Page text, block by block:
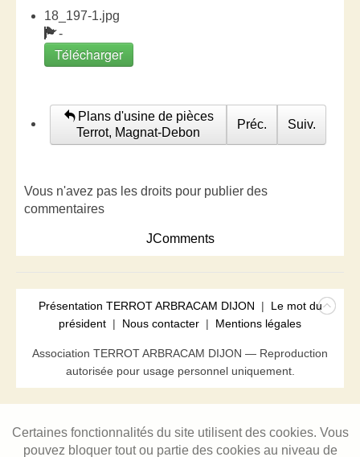
18_197-1.jpg
-
Télécharger
Plans d'usine de pièces
Terrot, Magnat-Debon
Préc. Suiv.
Vous n'avez pas les droits pour publier des
commentaires
JComments
Présentation TERROT ARBRACAM DIJON | Le mot du
président | Nous contacter | Mentions légales
Association TERROT ARBRACAM DIJON — Reproduction
autorisée pour usage personnel uniquement.
Certaines fonctionnalités du site utilisent des cookies. Vous
pouvez bloquer tout ou partie des cookies au niveau de